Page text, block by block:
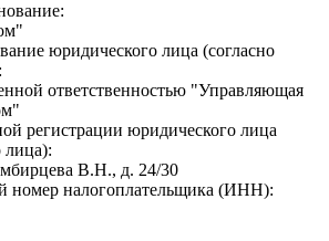
юридического лица (согласно
ответственностью "Управляющая
регистрации юридического лица
лица):
В.Н., д. 24/30
номер налогоплательщика (ИНН):